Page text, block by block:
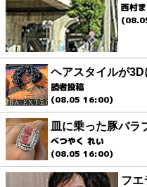
西村
ヘアスタイルが
読者投稿
(08.05 16:00)
皿に乗った豚バラ
べつやく れい
(08.05 16:00)
フエ